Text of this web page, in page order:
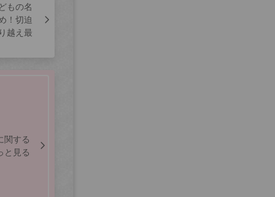
もの名
！切迫
越え最
関する
と見る